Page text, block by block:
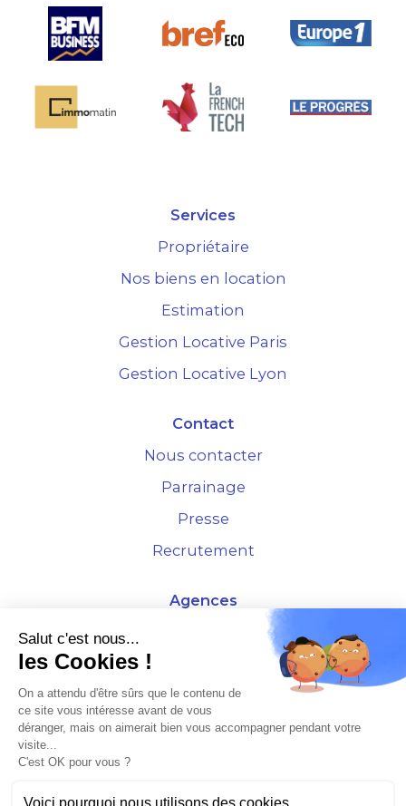
Services
Propriétaire
Nos biens en location
Estimation
Gestion Locative Paris
Gestion Locative Lyon
Contact
Nous contacter
Parrainage
Presse
Recrutement
Agences
4 Rue de la Bourse - 69001 Lyon
10 rue d'Austerlitz - 75012 Paris
À L'HORIZON 2025
Salut c'est nous...
les Cookies !
On a attendu d'être sûrs que le contenu de
ce site vous intéresse avant de vous
déranger, mais on aimerait bien vous accompagner pendant votre
visite...
C'est OK pour vous ?
Voici pourquoi nous utilisons des cookies.